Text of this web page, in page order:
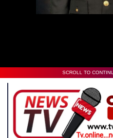
00:00
SCROLL TO